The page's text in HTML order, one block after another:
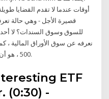
أوقات عندما لا تقدم القضايا
قصيرة الأجل - وهي حالة
للسوق وسوق السندات؟ لا أحد
نعرفه عن سوق الأوراق المالية ،
500 ، هو أن الاتجاه طويل الأجل صاعد وإلى اليمين.
ETF
(0:30) -